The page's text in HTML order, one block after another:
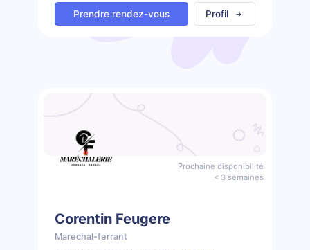
Prendre rendez-vous Profil
Prochaine disponibilité
< 3 semaines
Corentin Feugere
Marechal-ferrant